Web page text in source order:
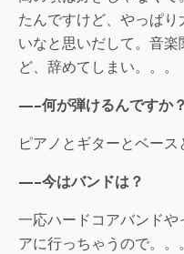
たんですけど、やっぱ
いなと思いだして。音
ど、辞めてしまい。。。
—–何が弾けるんですか？
ピアノとギターとベー
—–今はバンドは？
一応ハードコアバンドや
アに行っちゃうので。